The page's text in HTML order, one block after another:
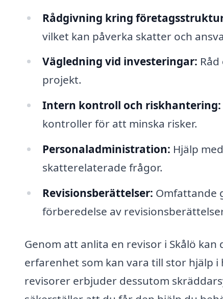
Rådgivning kring
vilket kan påverka skatter och
Vägledning vid investeringar:
projekt.
Intern kontroll och riskhantering:
kontroller för att minska risker.
Personaladministration: Hjälp
skatterelaterade frågor.
Revisionsberättelser: Omfattande
förberedelse av
Genom att anlita en revisor i Skålö
erfarenhet som kan vara till stor hjälp
revisorer erbjuder dessutom